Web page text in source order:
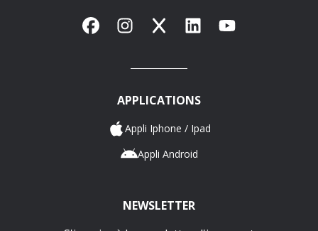
FacebookInstagram
X LinkedInYouTube
APPLICATIONS
Appli Iphone / Ipad
Appli Android
NEWSLETTER